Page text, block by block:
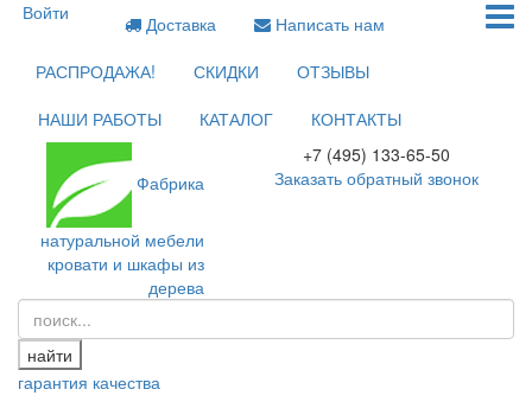
Войти Доставка
Написать нам
РАСПРОДАЖА!
СКИДКИ
ОТЗЫВЫ
НАШИ РАБОТЫ
КАТАЛОГ КОНТАКТЫ
Фабрика
натуральной мебели
кровати и шкафы из
дерева
+7 (495) 133-65-50
Заказать обратный звонок
найти
гарантия качества